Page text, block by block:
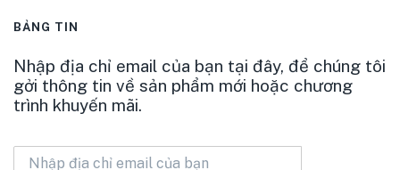
BẢNG TIN
Nhập địa chỉ email của bạn tại đây, để chúng tôi
gởi thông tin về sản phẩm mới hoặc chương
trình khuyến mãi.